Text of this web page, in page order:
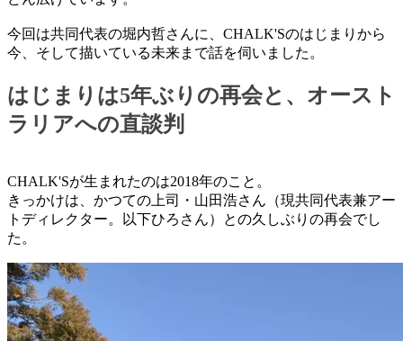
今回は共同代表の堀内哲さんに、CHALK'Sのはじまりから
今、そして描いている未来まで話を伺いました。
はじまりは5年ぶりの再会と、オースト
ラリアへの直談判
CHALK'Sが生まれたのは2018年のこと。
きっかけは、かつての上司・山田浩さん（現共同代表兼アー
トディレクター。以下ひろさん）との久しぶりの再会でし
た。